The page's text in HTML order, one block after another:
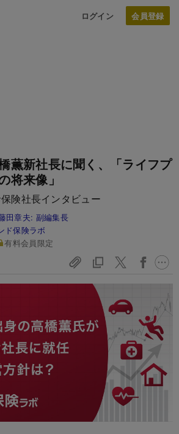
ログイン
薫新社長に聞く、「ライフプ
将来像」
険社長インタビュー
田章夫: 副編集長
ド保険ラボ
有料会員限定